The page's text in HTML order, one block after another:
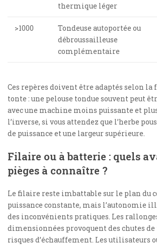
thermique léger
>1000
Tondeuse autoportée ou
débroussailleuse
complémentaire
Ces repères doivent être adaptés selon la
tonte : une pelouse tondue souvent peut
avec une machine moins puissante et
l’inverse, si vous attendez que l’herbe
de puissance et une largeur supérieure.
Filaire ou à batterie : quels
pièges à connaître ?
Le filaire reste imbattable sur le plan du
puissance constante, mais l’autonomie
des inconvénients pratiques. Les
dimensionnées provoquent des chutes de
risques d’échauffement. Les utilisateurs